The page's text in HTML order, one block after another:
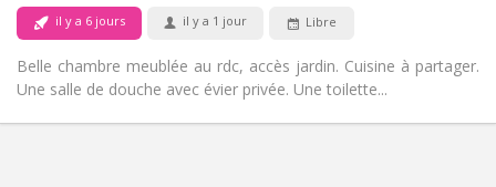
il y a 6 jours il y a 1 jour Libre
Belle chambre meublée au rdc, accès jardin. Cuisine à partager.
Une salle de douche avec évier privée. Une toilette...